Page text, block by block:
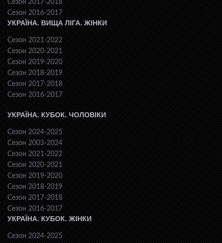
Сезон 2017-2018
Сезон 2016-2017
УКРАЇНА. ВИЩА ЛІГА. ЖІНКИ
Сезон 2021-2022
Сезон 2020-2021
Сезон 2019-2020
Сезон 2018-2019
Сезон 2017-2018
Сезон 2016-2017
УКРАЇНА. КУБОК. ЧОЛОВІКИ
Сезон 2024-2025
Сезон 2003-2024
Сезон 2021-2022
Сезон 2020-2021
Сезон 2019-2020
Сезон 2018-2019
Сезон 2017-2018
Сезон 2016-2017
УКРАЇНА. КУБОК. ЖІНКИ
Сезон 2024-2025